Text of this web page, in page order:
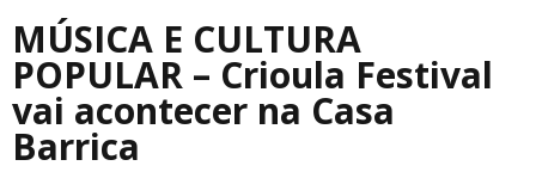
MÚSICA E CULTURA
POPULAR – Crioula Festival
vai acontecer na Casa
Barrica